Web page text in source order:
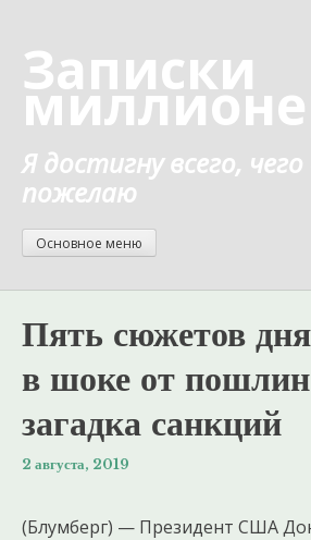
содержанию
Записки
Я достигну всего,
пожелаю
Основное меню
Пять сюжетов
в шоке от
загадка санкций
2 августа, 2019
(Блумберг) — Президент США